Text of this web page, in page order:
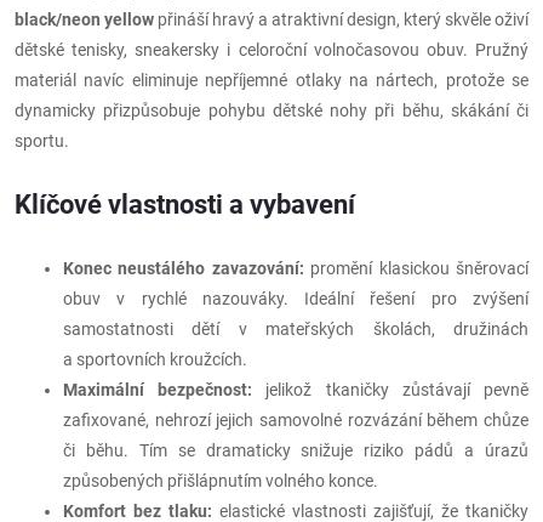
black/neon yellow přináší hravý a atraktivní design, který skvěle oživí
dětské tenisky, sneakersky i celoroční volnočasovou obuv. Pružný
materiál navíc eliminuje nepříjemné otlaky na nártech, protože se
dynamicky přizpůsobuje pohybu dětské nohy při běhu, skákání či
sportu.
Klíčové vlastnosti a vybavení
Konec neustálého zavazování: promění klasickou šněrovací
obuv v rychlé nazouváky. Ideální řešení pro zvýšení
samostatnosti dětí v mateřských školách, družinách
a sportovních kroužcích.
Maximální bezpečnost: jelikož tkaničky zůstávají pevně
zafixované, nehrozí jejich samovolné rozvázání během chůze
či běhu. Tím se dramaticky snižuje riziko pádů a úrazů
způsobených přišlápnutím volného konce.
Komfort bez tlaku: elastické vlastnosti zajišťují, že tkaničky